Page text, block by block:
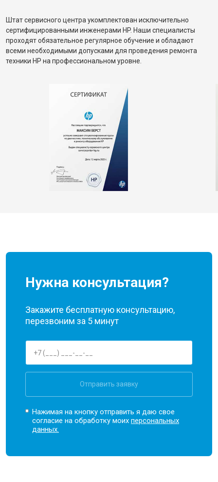
Штат сервисного центра укомплектован исключительно
сертифицированными инженерами HP. Наши специалисты
проходят обязательное регулярное обучение и обладают
всеми необходимыми допусками для проведения ремонта
техники HP на профессиональном уровне.
Нужна консультация?
Закажите бесплатную консультацию,
перезвоним за 5 минут
Отправить заявку
Нажимая на кнопку отправить я даю свое
согласие на обработку моихперсональных
данных.